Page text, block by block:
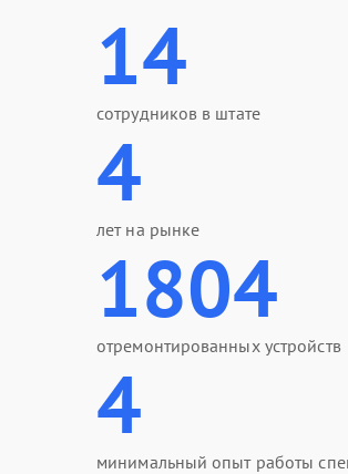
14
сотрудников в штате
4
лет на рынке
1804
отремонтированных устройств
4
минимальный опыт работы